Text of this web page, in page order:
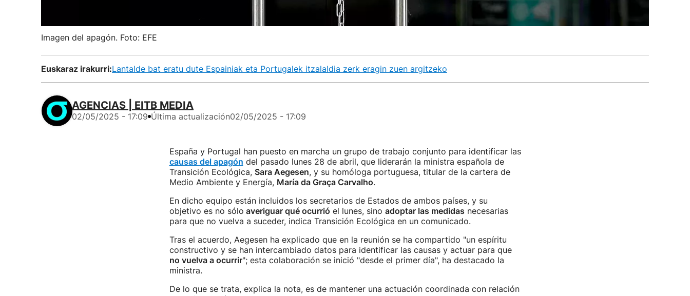
Imagen del apagón. Foto: EFE
Euskaraz irakurri:Lantalde bat eratu dute Espainiak eta Portugalek itzalaldia zerk eragin zuen argitzeko
AGENCIAS | EITB MEDIA
02/05/2025 - 17:09 Última actualización02/05/2025 - 17:09
España y Portugal han puesto en marcha un grupo de trabajo conjunto para identificar las
causas del apagón del pasado lunes 28 de abril, que liderarán la ministra española de
Transición Ecológica, Sara Aegesen, y su homóloga portuguesa, titular de la cartera de
Medio Ambiente y Energía, María da Graça Carvalho.
En dicho equipo están incluidos los secretarios de Estados de ambos países, y su
objetivo es no sólo averiguar qué ocurrió el lunes, sino adoptar las medidas necesarias
para que no vuelva a suceder, indica Transición Ecológica en un comunicado.
Tras el acuerdo, Aegesen ha explicado que en la reunión se ha compartido "un espíritu
constructivo y se han intercambiado datos para identificar las causas y actuar para que
no vuelva a ocurrir"; esta colaboración se inició "desde el primer día", ha destacado la
ministra.
De lo que se trata, explica la nota, es de mantener una actuación coordinada con relación